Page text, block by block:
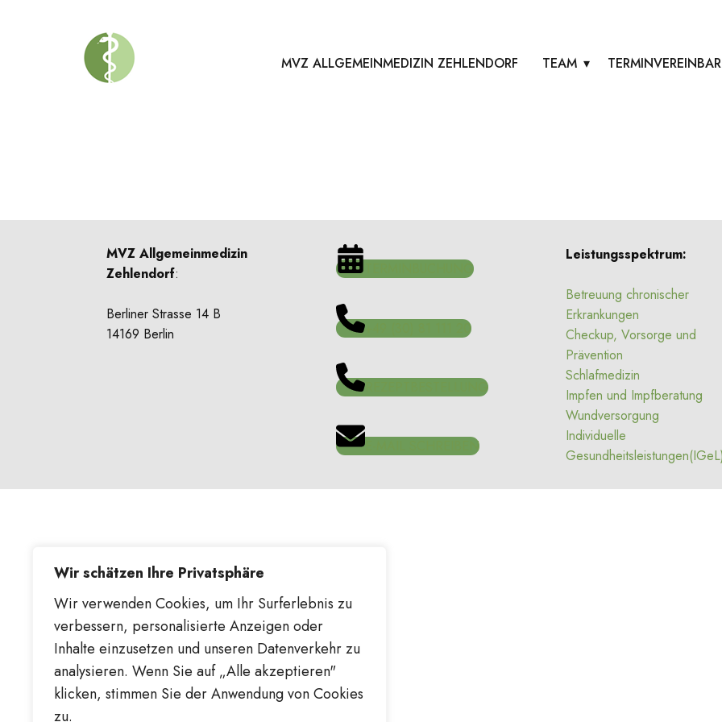
Wir schätzen Ihre Privatsphäre
Wir verwenden Cookies, um Ihr Surferlebnis zu
verbessern, personalisierte Anzeigen oder
Inhalte einzusetzen und unseren Datenverkehr zu
analysieren. Wenn Sie auf „Alle akzeptieren"
klicken, stimmen Sie der Anwendung von Cookies
zu.
MVZ ALLGEMEINMEDIZIN ZEHLENDORF TEAM
MVZ Allgemeinmedizin
Zehlendorf:
Berliner Strasse 14 B
14169 Berlin
TERMINBUCHUNG
+49 (30) 81 111 20
REZEPTBESTELLUNG
E-MAIL SCHREIBEN
Leistungsspektrum:
Betreuung chronischer
Erkrankungen
Checkup, Vorsorge und
Prävention
Schlafmedizin
Impfen und Impfberatung
Wundversorgung
Individuelle